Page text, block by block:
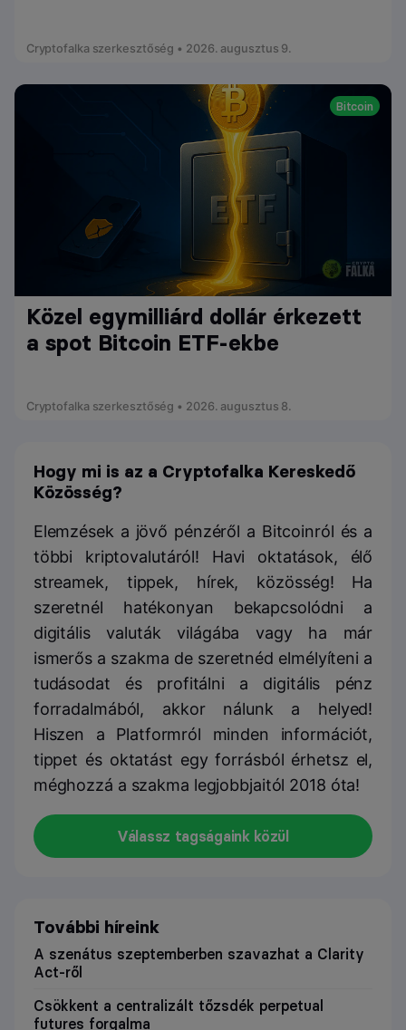
Cryptofalka szerkesztőség • 2026. augusztus 9.
Bitcoin
Közel egymilliárd dollár érkezett
a spot Bitcoin ETF-ekbe
Cryptofalka szerkesztőség • 2026. augusztus 8.
Hogy mi is az a Cryptofalka Kereskedő
Közösség?
Elemzések a jövő pénzéről a Bitcoinról és a
többi kriptovalutáról! Havi oktatások, élő
streamek, tippek, hírek, közösség! Ha
szeretnél hatékonyan bekapcsolódni a
digitális valuták világába vagy ha már
ismerős a szakma de szeretnéd elmélyíteni a
tudásodat és profitálni a digitális pénz
forradalmából, akkor nálunk a helyed!
Hiszen a Platformról minden információt,
tippet és oktatást egy forrásból érhetsz el,
méghozzá a szakma legjobbjaitól 2018 óta!
Válassz tagságaink közül
További híreink
A szenátus szeptemberben szavazhat a Clarity
Act-ről
Csökkent a centralizált tőzsdék perpetual
futures forgalma